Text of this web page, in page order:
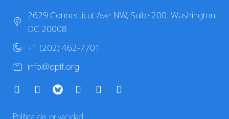
2629 Connecticut Ave NW, Suite 200. Washington
DC 20008
+1 (202) 462-7701
info@dplf.org
Política de privacidad